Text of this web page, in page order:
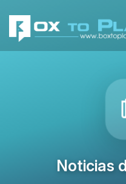
Noticias